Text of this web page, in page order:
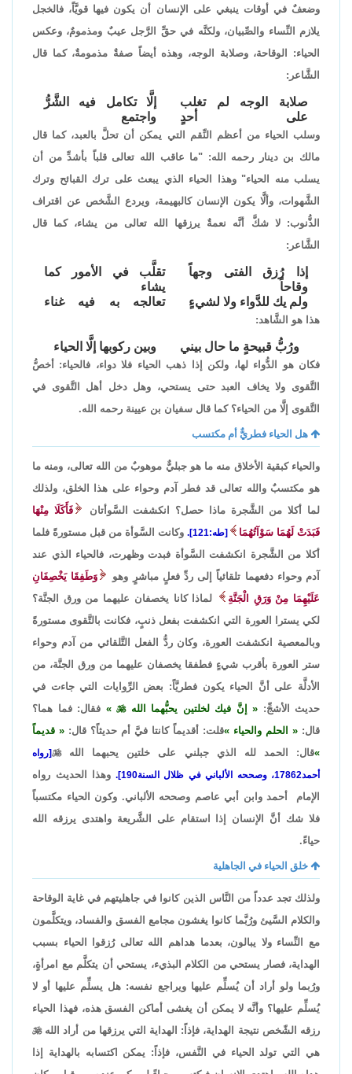
وضعفٌ في أوقات ينبغي على الإنسان أن يكون فيها قويَّاً، فالخجل
يلازم النِّساء والصِّبيان، ولكنَّه في حقِّ الرَّجل عيبٌ ومذمومٌ، وعكس
الحياء: الوقاحة، وصلابة الوجه، وهذه أيضاً صفةٌ مذمومةٌ، كما قال
الشَّاعر:
صلابة الوجه لم تغلب
على أحدٍ
إلَّا تكامل فيه الشَّرُّ
واجتمع
وسلب الحياء من أعظم النِّقم التي يمكن أن تحلَّ بالعبد، كما قال
مالك بن دينار رحمه الله: "ما عاقب الله تعالى قلباً بأشدِّ من أن
يسلب منه الحياء" وهذا الحياء الذي يبعث على ترك القبائح وترك
الشَّهوات، وألَّا يكون الإنسان كالبهيمة، ويردع الشَّخص عن اقتراف
الذُّنوب: لا شكَّ أنَّه نعمةٌ يرزقها الله تعالى من يشاء، كما قال
الشَّاعر:
إذا رُزق الفتى وجهاً
وقاحاً
تقلَّب في الأمور كما
يشاء
ولم يك للدَّواء ولا لشيءٍ
تعالجه به فيه غناء
هذا هو الشَّاهد:
ورُبُّ قبيحةٍ ما حال بيني وبين ركوبها إلَّا الحياء
فكان هو الدُّواء لها، ولكن إذا ذهب الحياء فلا دواء، فالحياء: أخصُّ
التَّقوى ولا يخاف العبد حتى يستحي، وهل دخل أهل التَّقوى في
التَّقوى إلَّا من الحياء؟ كما قال سفيان بن عيينة رحمه الله.
هل الحياء فطريٌّ أم مكتسب
والحياء كبقية الأخلاق منه ما هو جبليٌّ موهوبٌ من الله تعالى، ومنه ما
هو مكتسبٌ والله تعالى قد فطر آدم وحواء على هذا الخلق، ولذلك
لما أكلا من الشَّجرة ماذا حصل؟ انكشفت السَّوأتان
فَأَكَلَا مِنْهَا
فَبَدَتْ لَهُمَا سَوْآتُهُمَا
[طه:121].
وكانت السَّوأة من قبل مستورةً فلما
أكلا من الشَّجرة انكشفت السَّوأة فبدت وظهرت، فالحياء الذي عند
آدم وحواء دفعهما تلقائياً إلى ردِّ فعلٍ مباشرٍ وهو
وَطَفِقَا يَخْصِفَانِ
عَلَيْهِمَا مِنْ وَرَقِ الْجَنَّةِ
لماذا كانا يخصفان عليهما من ورق الجنَّة؟
لكي يسترا العورة التي انكشفت بفعل ذنبٍ، فكانت بالتَّقوى مستورةً
وبالمعصية انكشفت العورة، وكان ردُّ الفعل التَّلقائي من آدم وحواء
ستر العورة بأقرب شيءٍ فطفقا يخصفان عليهما من ورق الجنَّة، من
الأدلَّة على أنَّ الحياء يكون فطريَّاً: بعض الرِّوايات التي جاءت في
حديث الأشجِّ:
إنَّ فيك لخلتين يحبُّهما الله
فقال: فما هما؟
قال:
الحلم والحياء قلت: أقديماً كانتا فيَّ أم حديثاً؟ قال:
قديماً
قال: الحمد لله الذي جبلني على خلتين يحبهما الله[رواه
أحمد17862، وصححه الألباني في ظلال السنة190].
وهذا الحديث رواه
الإمام أحمد وابن أبي عاصم وصححه الألباني. وكون الحياء مكتسباً
فلا شك أنَّ الإنسان إذا استقام على الشَّريعة واهتدى يرزقه الله
حياءً.
خلق الحياء في الجاهلية
ولذلك تجد عدداً من النَّاس الذين كانوا في جاهليتهم في غاية الوقاحة
والكلام السَّيئ ورُبَّما كانوا يغشون مجامع الفسق والفساد، ويتكلَّمون
مع النِّساء ولا يبالون، بعدما هداهم الله تعالى رُزقوا الحياء بسبب
الهداية، فصار يستحي من الكلام البذيء، يستحي أن يتكلَّم مع امرأةٍ،
ورُبما ولو أراد أن يُسلِّم عليها ويراجع نفسه: هل يسلِّم عليها أو لا
يُسلِّم عليها؟ وأنَّه لا يمكن أن يغشى أماكن الفسق هذه، فهذا الحياء
رزقه الشّخص نتيجة الهداية، فإذاً: الهداية التي يرزقها من أراد الله
هي التي تولد الحياء في النَّفس، فإذاً: يمكن اكتسابه بالهداية إذا